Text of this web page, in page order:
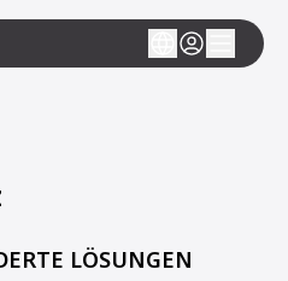
LÖSUNGEN